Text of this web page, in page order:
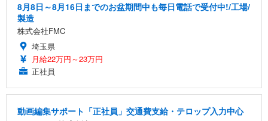
8月8日～8月16日までのお盆期間中も毎日電話で受付中!/工場/
製造
株式会社FMC
埼玉県
月給22万円～23万円
正社員
動画編集サポート「正社員」交通費支給・テロップ入力中心